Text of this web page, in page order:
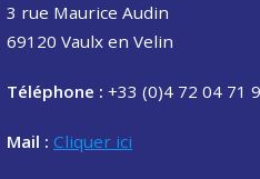
3 rue Maurice Audin
69120 Vaulx en Velin
Téléphone : +33 (0)4 72 04 71
Mail : Cliquer ici